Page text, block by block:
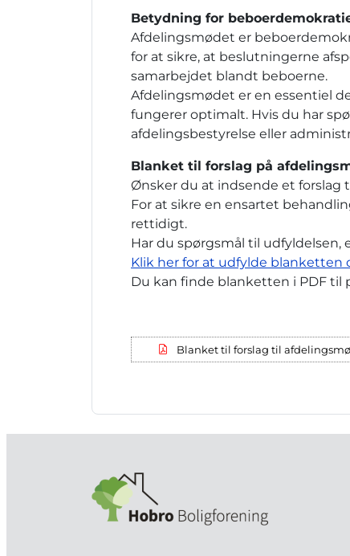
Betydning for
Afdelingsmødet er
for at sikre, at beslutningerne
samarbejdet blandt beboerne.
Afdelingsmødet er en essentiel
fungerer optimalt. Hvis du har
afdelingsbestyrelse eller
Blanket til forslag på
Ønsker du at indsende et forslag
For at sikre en ensartet
rettidigt.
Har du spørgsmål til
Klik her for at udfylde
Du kan finde blanketten i PDF til
Blanket til forslag til